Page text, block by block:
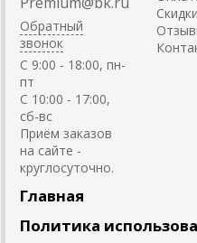
Обратный
звонок
C 9:00 - 18:00, пн-
пт
С 10:00 - 17:00,
сб-вс
Приём заказов
на сайте -
круглосуточно.
Главная
Политика